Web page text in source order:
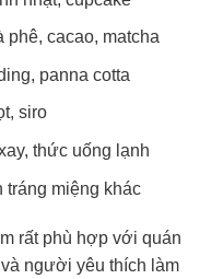
phê, cacao, matcha
panna cotta
siro
thức uống lạnh
tráng miệng khác
rất phù hợp với quán
người yêu thích làm